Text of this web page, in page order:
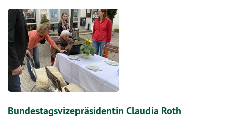
Bundestagsvizepräsidentin Claudia Roth